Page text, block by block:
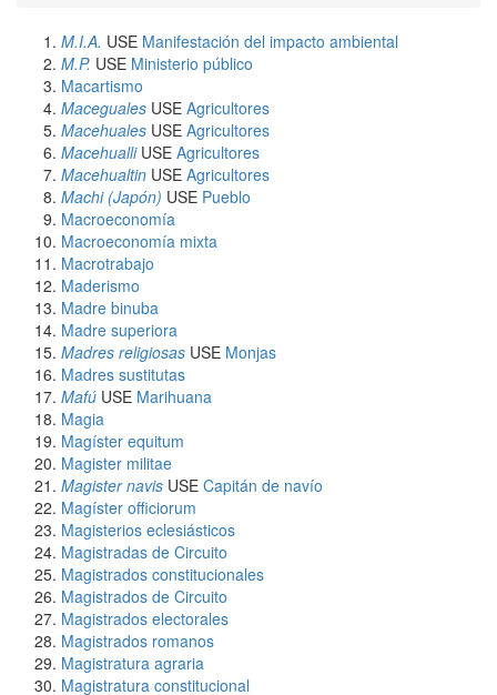
M.I.A. USE Manifestación del impacto ambiental
M.P. USE Ministerio público
Macartismo
Maceguales USE Agricultores
Macehuales USE Agricultores
MacehualliUSE Agricultores
Macehualtin USE Agricultores
Machi (Japón) USE Pueblo
Macroeconomía
Macroeconomía mixta
Macrotrabajo
Maderismo
Madre binuba
Madre superiora
Madres religiosas USE Monjas
Madres sustitutas
Mafú USE Marihuana
Magia
Magíster equitum
Magister militae
Magister navis USE Capitán de navío
Magíster officiorum
Magisterios eclesiásticos
Magistradas de Circuito
Magistrados constitucionales
Magistrados de Circuito
Magistrados electorales
Magistrados romanos
Magistratura agraria
Magistratura constitucional